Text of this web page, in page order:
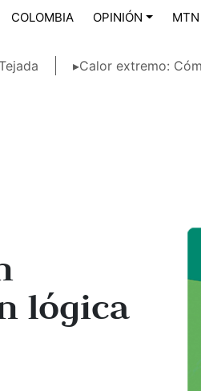
COLOMBIA OPINIÓN MTN
▸Calor extremo:
lógica